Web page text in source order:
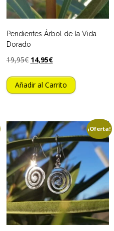
Pendientes Árbol de la Vida
Dorado
19,95€ 14,95€
Añadir al Carrito
¡Oferta!